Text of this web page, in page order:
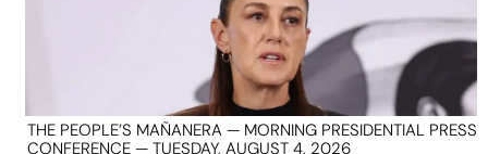
THE PEOPLE’S MAÑANERA — MORNING PRESIDENTIAL PRESS
CONFERENCE — TUESDAY, AUGUST 4, 2026